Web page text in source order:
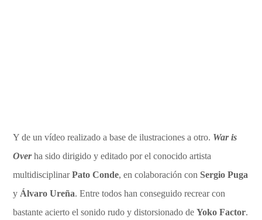
Y de un vídeo realizado a base de ilustraciones a otro. War is
Over ha sido dirigido y editado por el conocido artista
multidisciplinarPato Conde, en colaboración con Sergio Puga
y Álvaro Ureña. Entre todos han conseguido recrear con
bastante acierto el sonido rudo y distorsionado deYoko Factor.